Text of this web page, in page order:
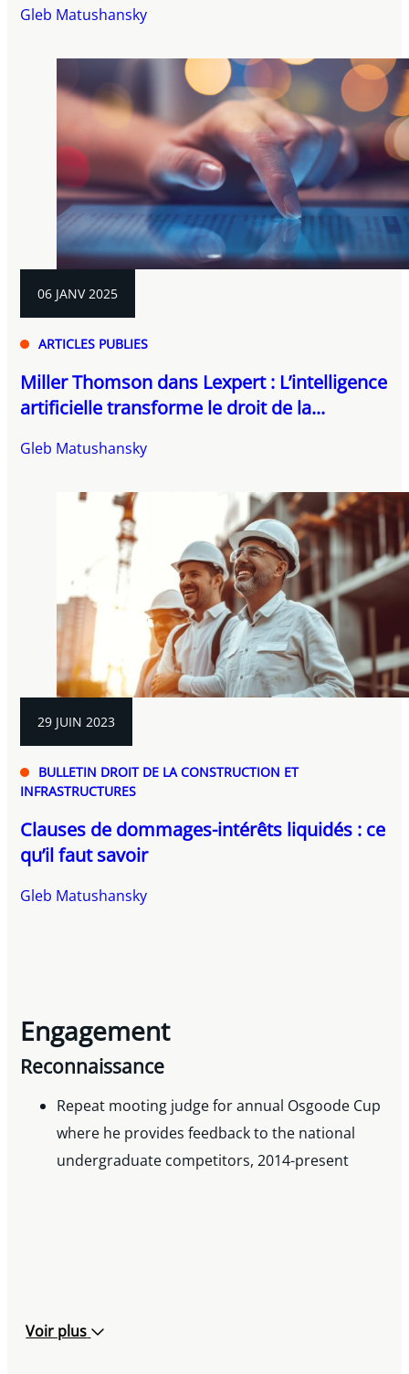
Gleb Matushansky
06 JANV 2025
ARTICLES PUBLIES
Miller Thomson dans Lexpert : L’intelligence
artificielle transforme le droit de la...
Gleb Matushansky
29 JUIN 2023
BULLETIN DROIT DE LA CONSTRUCTION ET
INFRASTRUCTURES
Clauses de dommages-intérêts liquidés : ce
qu’il faut savoir
Gleb Matushansky
Engagement
Reconnaissance
Repeat mooting judge for annual Osgoode Cup
where he provides feedback to the national
undergraduate competitors, 2014-present
Voir plus